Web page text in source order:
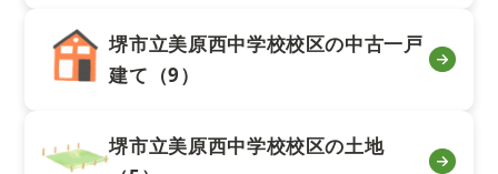
堺市立美原西中学校校区の中古一戸
建て（9）
堺市立美原西中学校校区の土地